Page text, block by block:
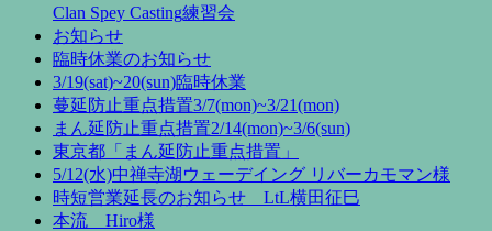
Clan Spey Casting練習会
お知らせ
臨時休業のお知らせ
3/19(sat)~20(sun)臨時休業
蔓延防止重点措置3/7(mon)~3/21(mon)
まん延防止重点措置2/14(mon)~3/6(sun)
東京都「まん延防止重点措置」
5/12(水)中禅寺湖ウェーデイング リバーカモマン様
時短営業延長のお知らせ LtL横田征巳
本流 Hiro様